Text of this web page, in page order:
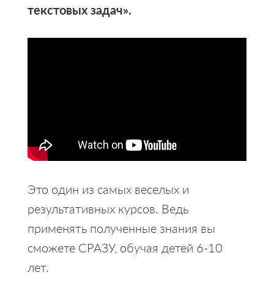
текстовых задач».
Это один из самых веселых и
результативных курсов. Ведь
применять полученные знания вы
сможете СРАЗУ, обучая детей 6-10
лет.